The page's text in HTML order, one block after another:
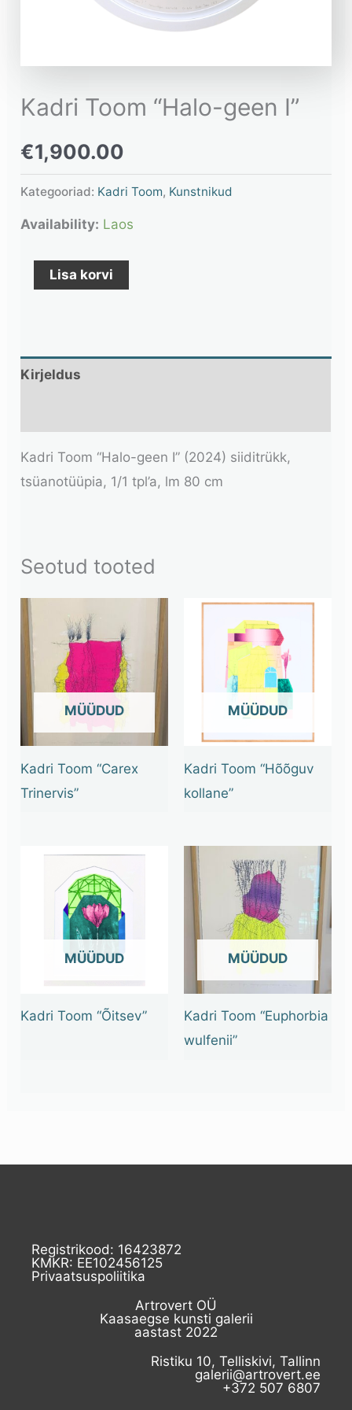
Kadri Toom “Halo-geen I”
€1,900.00
Kategooriad: Kadri Toom, Kunstnikud
Availability: Laos
Lisa korvi
Kirjeldus
Kadri Toom “Halo-geen I” (2024) siiditrükk,
tsüanotüüpia, 1/1 tpl’a, lm 80 cm
Seotud tooted
OUT OF STOCK
Kadri Toom “Carex
Trinervis”
OUT OF STOCK
Kadri Toom “Hõõguv
kollane”
OUT OF STOCK
Kadri Toom “Õitsev”
OUT OF STOCK
Kadri Toom “Euphorbia
wulfenii”
Registrikood: 16423872
KMKR: EE102456125
Privaatsuspoliitika
Artrovert OÜ
Kaasaegse kunsti galerii
aastast 2022
Ristiku 10, Telliskivi, Tallinn
galerii@artrovert.ee
+372 507 6807​